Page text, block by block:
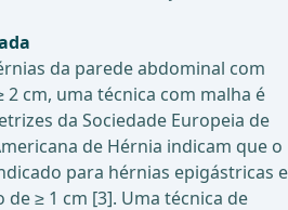
da parede abdominal com
cm, uma técnica com malha é
da Sociedade Europeia de
de Hérnia indicam que o
para hérnias epigástricas e
≥ 1 cm [3]. Uma técnica de